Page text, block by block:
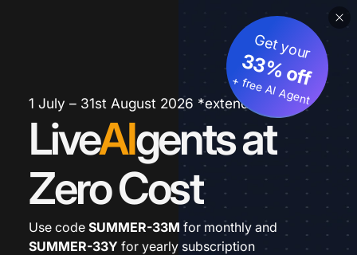
1 July – 31st August 2026 *extended
LiveAIgents at
Zero Cost
Get your
33% off
+ free AI Agent
Use code SUMMER-33M for monthly and
SUMMER-33Y for yearly subscription